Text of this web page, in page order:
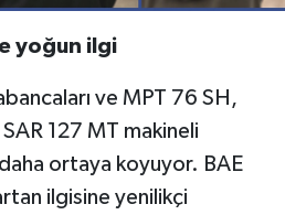
yoğun ilgi
ve MPT 76 SH,
127 MT makineli
ortaya koyuyor. BAE
ilgisine yenilikçi